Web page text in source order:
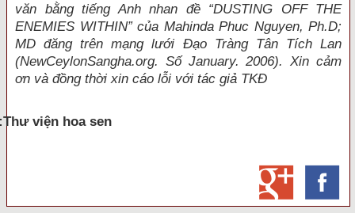
văn bằng tiếng Anh nhan đề “DUSTING OFF THE
ENEMIES WITHIN” của Mahinda Phuc Nguyen, Ph.D;
MD đăng trên mạng lưới Đạo Tràng Tân Tích Lan
(NewCeylonSangha.org. Số January. 2006). Xin cảm
ơn và đồng thời xin cáo lỗi với tác giả TKĐ
viện hoa sen